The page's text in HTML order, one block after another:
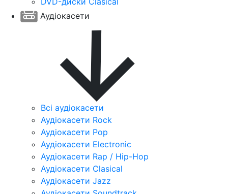
Аудіокасети
Всі аудіокасети
Аудіокасети Rock
Аудіокасети Pop
Аудіокасети Electronic
Аудіокасети Rap / Hip-Hop
Аудіокасети Clasical
Аудіокасети Jazz